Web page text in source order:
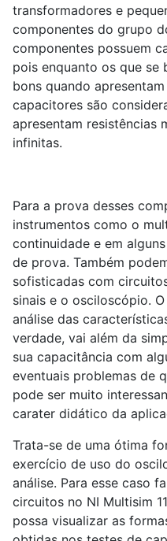
transformadores e
componentes do grupo
componentes possuem
pois enquanto os que se
bons quando
capacitores são
apresentam resistências
infinitas.
Para a prova desses
instrumentos como o
continuidade e em
de prova. Também
sofisticadas com
sinais e o osciloscópio.
análise das
verdade, vai além da
sua capacitância com
eventuais problemas de
pode ser muito
carater didático da
Trata-se de uma ótima
exercício de uso do
análise. Para esse caso
circuitos no NI Multisim
possa visualizar as